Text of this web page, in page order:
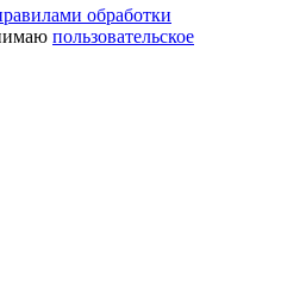
обработки
пользовательское